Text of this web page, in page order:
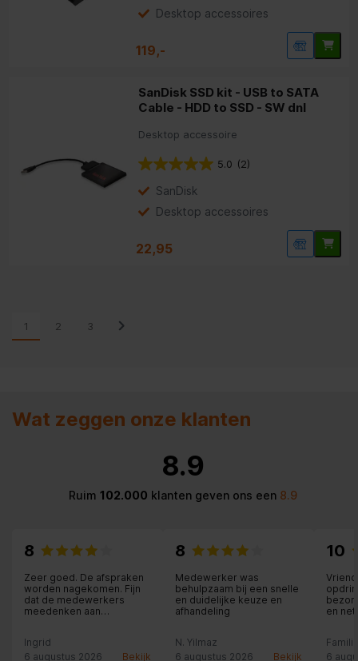
Desktop accessoires
119,-
SanDisk SSD kit - USB to SATA
Cable - HDD to SSD - SW dnl
Desktop accessoire
5.0 (2)
SanDisk
Desktop accessoires
22,95
1 2 3
Wat zeggen onze klanten
8.9
Ruim 102.000 klanten geven ons een8.9
8
Zeer goed. De afspraken
worden nagekomen. Fijn
dat de medewerkers
meedenken aan
Ingrid
6 augustus 2026
Bekijk
8
Medewerker was
behulpzaam bij een snelle
en duidelijke keuze en
afhandeling
N. Yilmaz
6 augustus 2026
Bekijk
10
en
6